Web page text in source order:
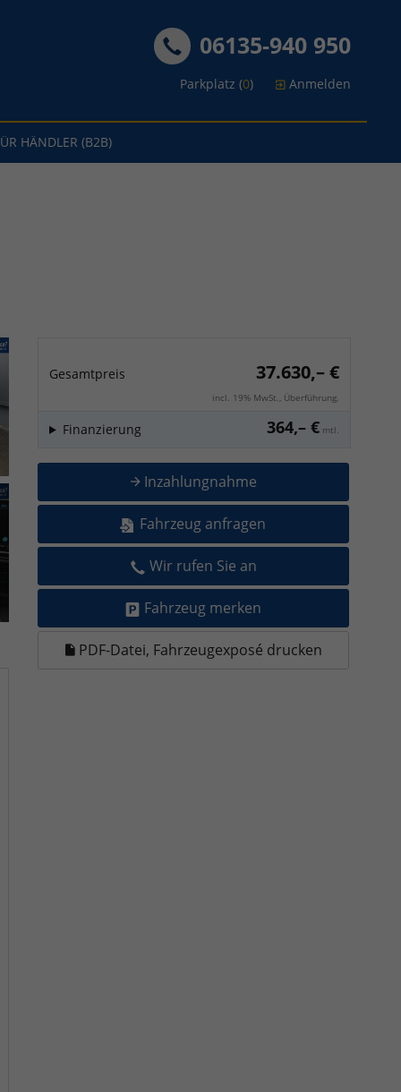
06135-940 950
Parkplatz (0) Anmelden
HÄNDLER (B2B)
Gesamtpreis 37.630,– €
incl. 19% MwSt., Überführung.
364,– € mtl.
Finanzierung
Inzahlungnahme
Fahrzeug anfragen
Wir rufen Sie an
Fahrzeug merken
PDF-Datei, Fahrzeugexposé drucken